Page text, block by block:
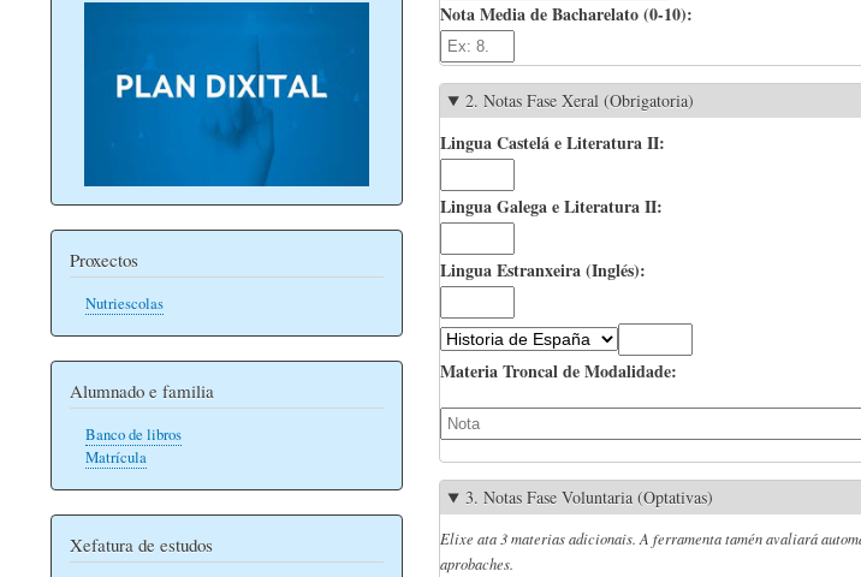
Nota Media de Bacharelato (0-10):
2. Notas Fase Xeral (Obrigatoria)
Lingua Castelá e Literatura II:
Lingua Galega e Literatura II:
Lingua Estranxeira (Inglés):
Materia Troncal de Modalidade:
3. Notas Fase Voluntaria (Optativas)
Elixe ata 3 materias adicionais. A ferramenta tamén avaliará
aprobaches.
Proxectos
Nutriescolas
Alumnado e familia
Banco de libros
Matrícula
Xefatura de estudos